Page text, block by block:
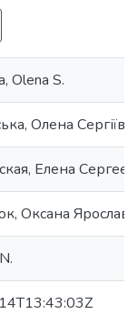
Olena S.
Олена
Елена
Оксана